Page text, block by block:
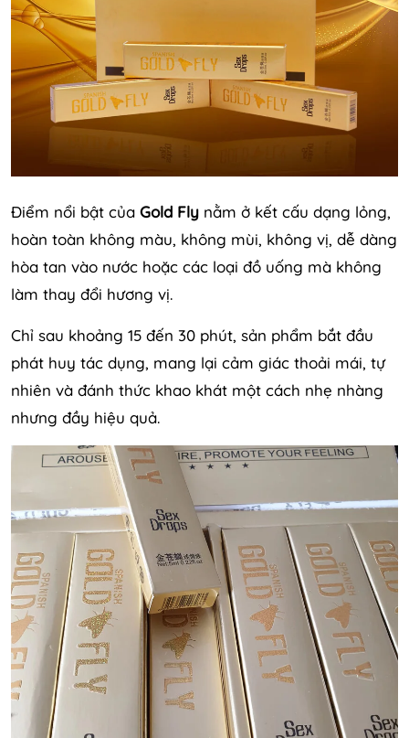
Điểm nổi bật của Gold Fly nằm ở kết cấu dạng lỏng,
hoàn toàn không màu, không mùi, không vị, dễ dàng
hòa tan vào nước hoặc các loại đồ uống mà không
làm thay đổi hương vị.
Chỉ sau khoảng 15 đến 30 phút, sản phẩm bắt đầu
phát huy tác dụng, mang lại cảm giác thoải mái, tự
nhiên và đánh thức khao khát một cách nhẹ nhàng
nhưng đầy hiệu quả.